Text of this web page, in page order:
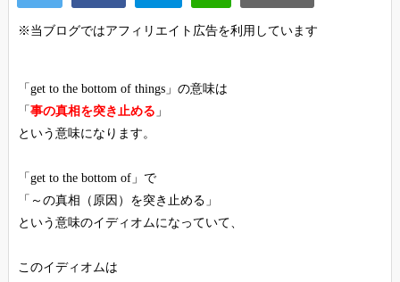
※当ブログではアフィリエイト広告を利用しています
「get to the bottom of things」の意味は
「 事の真相を突き止める 」
という意味になります。
「get to the bottom of」で
「～の真相（原因）を突き止める」
という意味のイディオムになっていて、
このイディオムは